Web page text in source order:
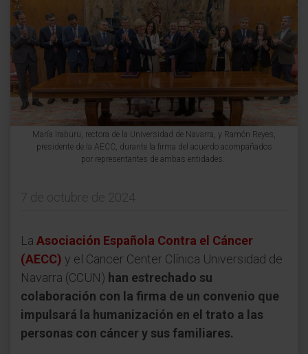
María Iraburu, rectora de la Universidad de Navarra, y Ramón Reyes,
presidente de la AECC, durante la firma del acuerdo acompañados
por representantes de ambas entidades.
7 de octubre de 2024
La Asociación Española Contra el Cáncer
(AECC) y el Cancer Center Clínica Universidad de
Navarra (CCUN) han estrechado su
colaboración con la firma de un convenio que
impulsará la humanización en el trato a las
personas con cáncer y sus familiares.